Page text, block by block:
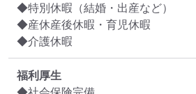
◆特別休暇（結婚・出産など）
◆産休産後休暇・育児休暇
◆介護休暇
福利厚生